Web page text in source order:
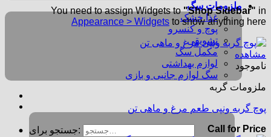
ملزومات سگ
غذا خشک
پوچ و کنسرو
تشویقی
مکمل سگ
لوازم بهداشتی
سگ لوازم جانبی و بازی
جستجو برای:
You need to assign Widgets to"Shop Sidebar" in
Appearance > Widgets to show anything here
مشاهده
ناموجود
ملزومات گربه
پوچ گربه ونپی طعم مرغ و ماهی تن
Call for Price